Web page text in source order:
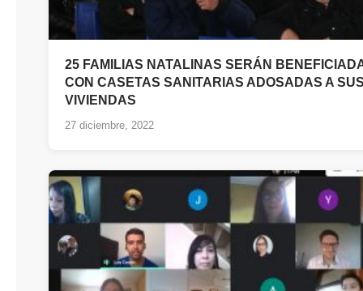
25 FAMILIAS NATALINAS SERÁN
CON CASETAS SANITARIAS ADOSADAS A
VIVIENDAS
27 diciembre, 2022